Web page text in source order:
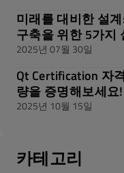
미래를 대비한 설
구축을 위한 5가지
2025년 07월 30일
Qt Certification 자
량을 증명해보세요!
2025년 10월 15일
카테고리